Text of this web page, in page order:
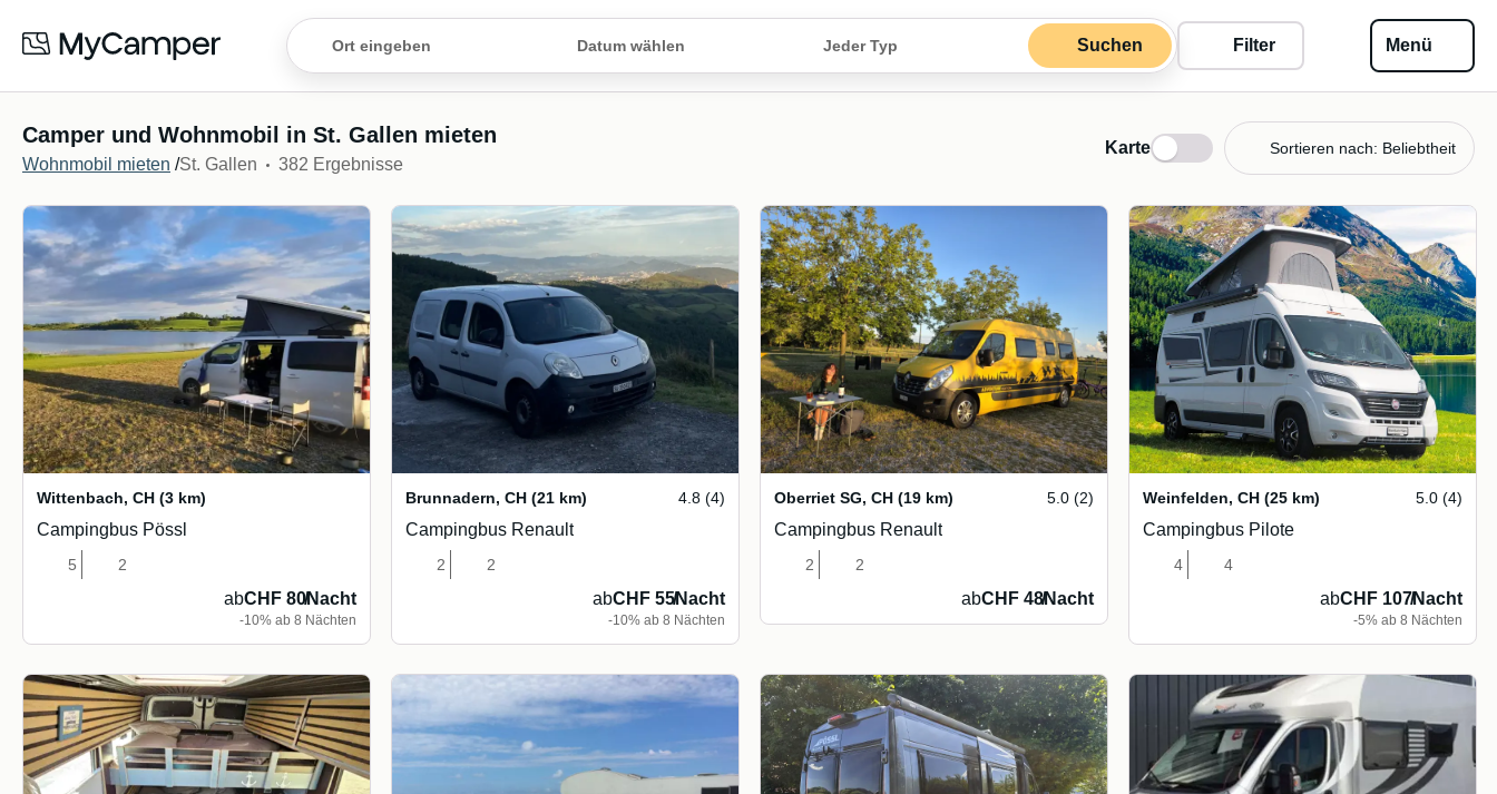
Datum wählen Jeder Typ Suchen Filter Menü
Camper und Wohnmobil in St. Gallen mieten
Wohnmobil mieten /St. Gallen 382 Ergebnisse
Karte Sortieren nach: Beliebtheit
Wittenbach, CH (3 km)
Campingbus Pössl
5 2
abCHF 80/Nacht
-10% ab 8 Nächten
Brunnadern, CH (21 km) 4.8 (4)
Campingbus Renault
2 2
abCHF 55/Nacht
-10% ab 8 Nächten
Oberriet SG, CH (19 km) 5.0 (2)
Campingbus Renault
2 2
abCHF 48/Nacht
Weinfelden, CH (25 km) 5.0 (4)
Campingbus Pilote
4 4
abCHF 107/Nacht
-5% ab 8 Nächten